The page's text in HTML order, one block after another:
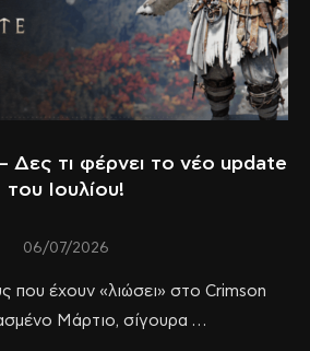
Δες τι φέρνει το νέο update
του Ιουλίου!
06/07/2026
που έχουν «λιώσει» στο Crimson
Μάρτιο, σίγουρα …